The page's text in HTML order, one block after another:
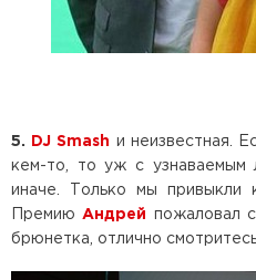
5. DJ Smash и неизвестная.
кем-то, то уж с узнаваемым
иначе. Только мы привыкли
Премию Андрей
пожаловал
брюнетка, отлично